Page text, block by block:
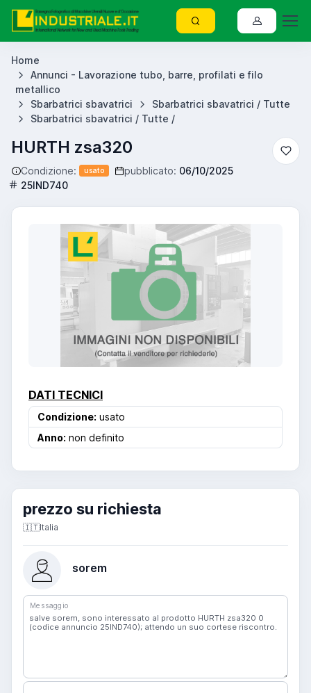
Home
Annunci - Lavorazione tubo, barre, profilati e filo
metallico
Sbarbatrici sbavatrici
Sbarbatrici sbavatrici / Tutte
Sbarbatrici sbavatrici / Tutte /
HURTH zsa320
Condizione: usato pubblicato: 06/10/2025
25IND740
DATI TECNICI
Condizione: usato
Anno: non definito
prezzo su richiesta
🇮🇹Italia
sorem
Messaggio